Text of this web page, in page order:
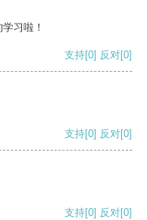
习啦！
支持[0] 反对[0]
支持[0] 反对[0]
支持[0] 反对[0]